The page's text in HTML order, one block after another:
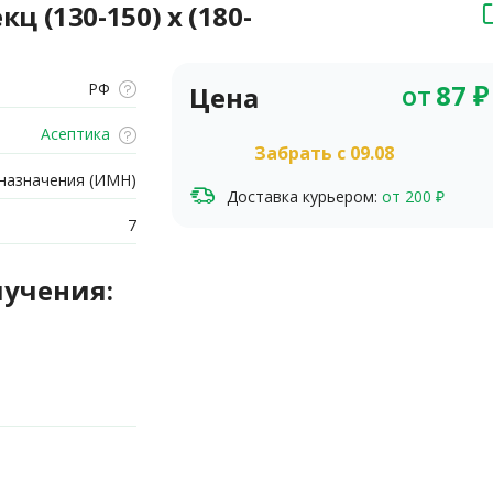
(130-150) х (180-
РФ
Асептика
(ИМН)
7
Цена от87 ₽
Забрать c 09.08
Доставка курьером: от 200 ₽